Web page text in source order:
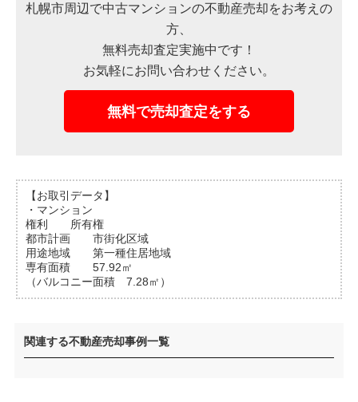
札幌市周辺で中古マンションの不動産売却をお考えの
方、
無料売却査定実施中です！
お気軽にお問い合わせください。
無料で売却査定をする
【お取引データ】
・マンション
権利 所有権
都市計画 市街化区域
用途地域 第一種住居地域
専有面積 57.92㎡
（バルコニー面積 7.28㎡）
関連する不動産売却事例一覧